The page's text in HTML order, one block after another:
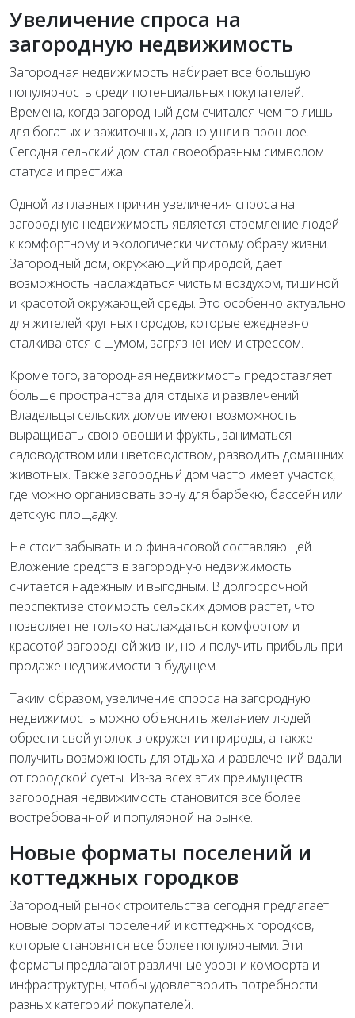
Увеличение спроса на
загородную недвижимость
Загородная недвижимость набирает все большую
популярность среди потенциальных покупателей.
Времена, когда загородный дом считался чем-то лишь
для богатых и зажиточных, давно ушли в прошлое.
Сегодня сельский дом стал своеобразным символом
статуса и престижа.
Одной из главных причин увеличения спроса на
загородную недвижимость является стремление людей
к комфортному и экологически чистому образу жизни.
Загородный дом, окружающий природой, дает
возможность наслаждаться чистым воздухом, тишиной
и красотой окружающей среды. Это особенно актуально
для жителей крупных городов, которые ежедневно
сталкиваются с шумом, загрязнением и стрессом.
Кроме того, загородная недвижимость предоставляет
больше пространства для отдыха и развлечений.
Владельцы сельских домов имеют возможность
выращивать свою овощи и фрукты, заниматься
садоводством или цветоводством, разводить домашних
животных. Также загородный дом часто имеет участок,
где можно организовать зону для барбекю, бассейн или
детскую площадку.
Не стоит забывать и о финансовой составляющей.
Вложение средств в загородную недвижимость
считается надежным и выгодным. В долгосрочной
перспективе стоимость сельских домов растет, что
позволяет не только наслаждаться комфортом и
красотой загородной жизни, но и получить прибыль при
продаже недвижимости в будущем.
Таким образом, увеличение спроса на загородную
недвижимость можно объяснить желанием людей
обрести свой уголок в окружении природы, а также
получить возможность для отдыха и развлечений вдали
от городской суеты. Из-за всех этих преимуществ
загородная недвижимость становится все более
востребованной и популярной на рынке.
Новые форматы поселений и
коттеджных городков
Загородный рынок строительства сегодня предлагает
новые форматы поселений и коттеджных городков,
которые становятся все более популярными. Эти
форматы предлагают различные уровни комфорта и
инфраструктуры, чтобы удовлетворить потребности
разных категорий покупателей.